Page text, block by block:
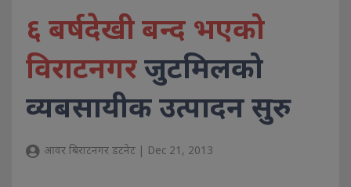
६ बर्षदेखी बन्द भएको
विराटनगरजुटमिलको
व्यबसायीक उत्पादन सुरु
आवर बिराटनगर डटनेट | Dec 21, 2013